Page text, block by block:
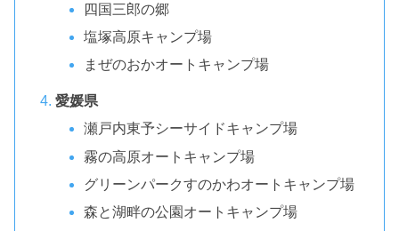
四国三郎の郷
塩塚高原キャンプ場
まぜのおかオートキャンプ場
愛媛県
瀬戸内東予シーサイドキャンプ場
霧の高原オートキャンプ場
グリーンパークすのかわオートキャンプ場
森と湖畔の公園オートキャンプ場